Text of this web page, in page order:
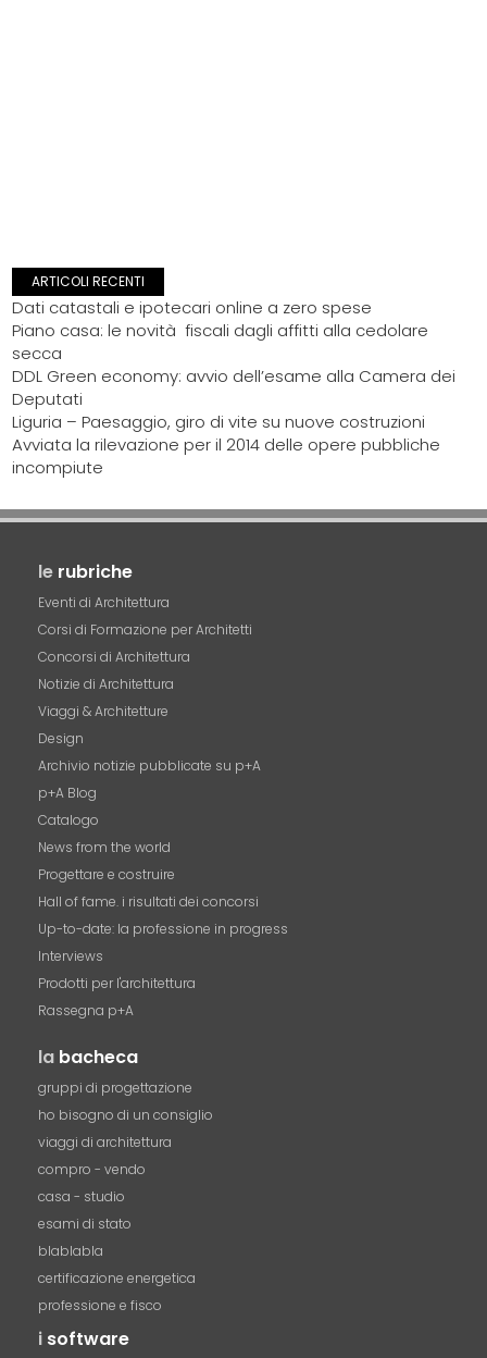
ARTICOLI RECENTI
Dati catastali e ipotecari online a zero spese
Piano casa: le novità fiscali dagli affitti alla cedolare
secca
DDL Green economy: avvio dell’esame alla Camera dei
Deputati
Liguria – Paesaggio, giro di vite su nuove costruzioni
Avviata la rilevazione per il 2014 delle opere pubbliche
incompiute
le rubriche
Eventi di Architettura
Corsi di Formazione per Architetti
Concorsi di Architettura
Notizie di Architettura
Viaggi & Architetture
Design
Archivio notizie pubblicate su p+A
p+A Blog
Catalogo
News from the world
Progettare e costruire
Hall of fame. i risultati dei concorsi
Up-to-date: la professione in progress
Interviews
Prodotti per l'architettura
Rassegna p+A
la bacheca
gruppi di progettazione
ho bisogno di un consiglio
viaggi di architettura
compro - vendo
casa - studio
esami di stato
blablabla
certificazione energetica
professione e fisco
i software